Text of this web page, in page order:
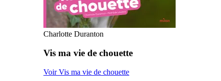
Charlotte Duranton
Vis ma vie de chouette
Voir Vis ma vie de chouette